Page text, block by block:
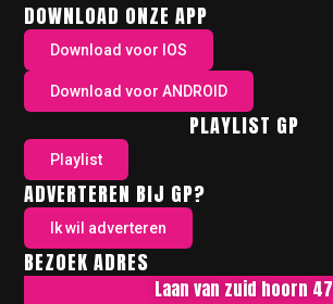
DOWNLOAD ONZE APP
Download voor IOS
Download voor ANDROID
PLAYLIST GP
Playlist
ADVERTEREN BIJ GP?
Ik wil adverteren
BEZOEK ADRES
Laan van zuid hoorn 47